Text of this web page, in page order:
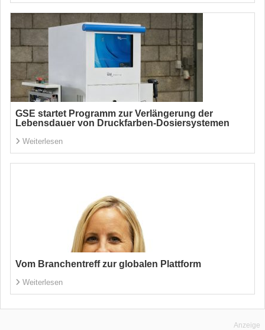
GSE startet Programm zur Verlängerung der
Lebensdauer von Druckfarben-Dosiersystemen
Weiterlesen
Vom Branchentreff zur globalen Plattform
Weiterlesen
Anzeige